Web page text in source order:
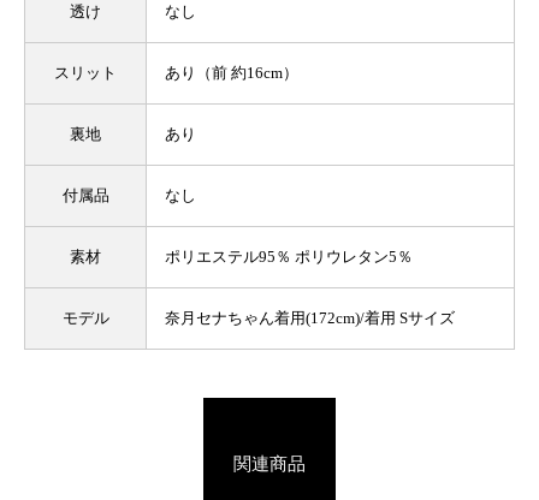
透け なし
スリット あり（前 約16cm）
裏地 あり
付属品 なし
素材 ポリエステル95％ ポリウレタン5％
モデル 奈月セナちゃん着用(172cm)/着用 Sサイズ
関連商品